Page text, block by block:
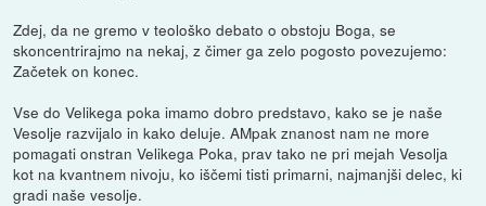
Zdej, da ne gremo v teološko debato o obstoju Boga, se
skoncentrirajmo na nekaj, z čimer ga zelo pogosto povezujemo:
Začetek on konec.
Vse do Velikega poka imamo dobro predstavo, kako se je naše
Vesolje razvijalo in kako deluje. AMpak znanost nam ne more
pomagati onstran Velikega Poka, prav tako ne pri mejah Vesolja
kot na kvantnem nivoju, ko iščemi tisti primarni, najmanjši delec, ki
gradi naše vesolje.